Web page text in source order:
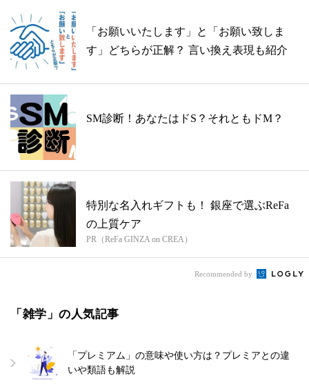
「お願いいたします」と「お願い致しま
す」どちらが正解？ 言い換え表現も紹介
SM診断！あなたはドS？それともドM？
特別な名入れギフトも！ 銀座で選ぶReFa
の上質ケア
PR（ReFa GINZA on CREA）
Recommended by
「雑学」の人気記事
「プレミアム」の意味や使い方は？プレミアとの違
いや類語も解説